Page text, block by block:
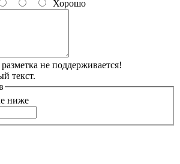
Хорошо
не поддерживается!
текст.
ниже